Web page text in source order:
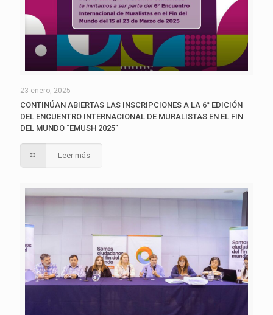
23 enero, 2025
CONTINÚAN ABIERTAS LAS INSCRIPCIONES A LA 6° EDICIÓN
DEL ENCUENTRO INTERNACIONAL DE MURALISTAS EN EL FIN
DEL MUNDO “EMUSH 2025”
Leer más